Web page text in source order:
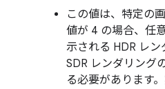
この値は、特定の
値が 4 の場合、任
示される HDR レン
SDR レンダリング
る必要があります